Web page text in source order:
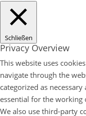
Schließen
Privacy Overview
This website uses
navigate through the
categorized as
essential for the working
We also use third-party